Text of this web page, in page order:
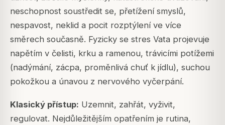
neschopnost soustředit se, přetížení smyslů,
nespavost, neklid a pocit rozptýlení ve více
směrech současně. Fyzicky se stres Vata projevuje
napětím v čelisti, krku a ramenou, trávicími potížemi
(nadýmání, zácpa, proměnlivá chuť k jídlu), suchou
pokožkou a únavou z nervového vyčerpání.
Klasický přístup: Uzemnit, zahřát, vyživit,
regulovat. Nejdůležitějším opatřením je rutina,